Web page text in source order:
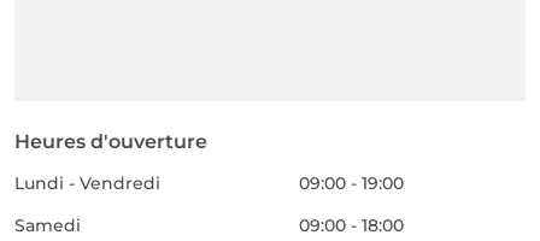
Heures d'ouverture
Lundi - Vendredi
09:00 - 19:00
Samedi
09:00 - 18:00